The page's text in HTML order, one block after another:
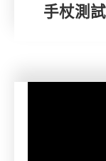
手杖測